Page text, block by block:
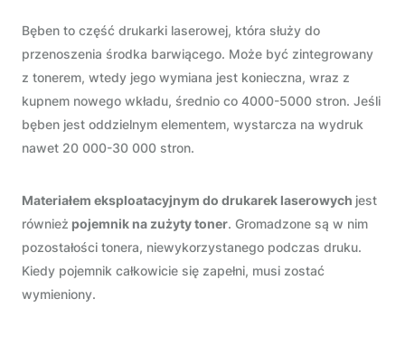
Bęben to część drukarki laserowej, która służy do
przenoszenia środka barwiącego. Może być zintegrowany
z tonerem, wtedy jego wymiana jest konieczna, wraz z
kupnem nowego wkładu, średnio co 4000-5000 stron. Jeśli
bęben jest oddzielnym elementem, wystarcza na wydruk
nawet 20 000-30 000 stron.
Materiałem eksploatacyjnym do drukarek laserowych jest
również pojemnik na zużyty toner. Gromadzone są w nim
pozostałości tonera, niewykorzystanego podczas druku.
Kiedy pojemnik całkowicie się zapełni, musi zostać
wymieniony.